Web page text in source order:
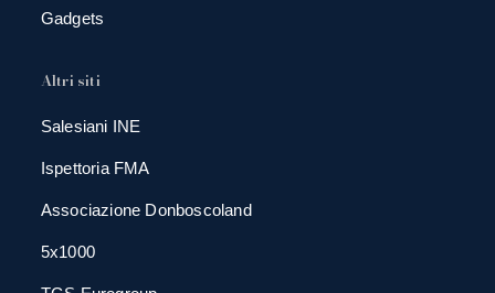
Gadgets
Altri siti
Salesiani INE
Ispettoria FMA
Associazione Donboscoland
5x1000